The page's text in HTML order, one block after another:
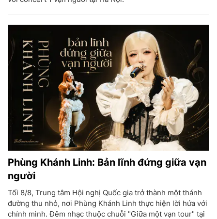
Phùng Khánh Linh: Bản lĩnh đứng giữa vạn
người
Tối 8/8, Trung tâm Hội nghị Quốc gia trở thành một thánh
đường thu nhỏ, nơi Phùng Khánh Linh thực hiện lời hứa với
chính mình. Đêm nhạc thuộc chuỗi "Giữa một vạn tour" tại